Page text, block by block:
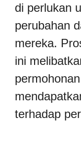
di perlukan
perubahan
mereka.
ini
terhadap